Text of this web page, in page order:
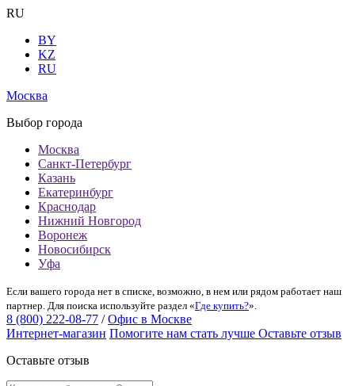
RU
BY
KZ
RU
Москва
Выбор города
Москва
Санкт-Петербург
Казань
Екатеринбург
Краснодар
Нижний Новгород
Воронеж
Новосибирск
Уфа
Если вашего города нет в списке, возможно, в нем или рядом работает наш
партнер. Для поиска используйте раздел «Где купить?».
8 (800) 222-08-77 / Офис в Москве
Интернет-магазин Помогите нам стать лучше Оставьте отзыв
Оставьте отзыв